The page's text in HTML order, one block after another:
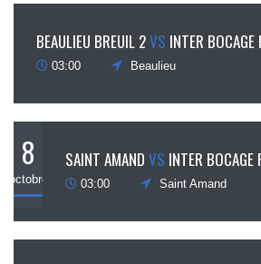
BEAULIEU BREUIL 2VS INTER BOCAGE
03:00 Beaulieu
8
octobre
SAINT AMAND VS INTER BOCAGE
03:00 Saint Amand